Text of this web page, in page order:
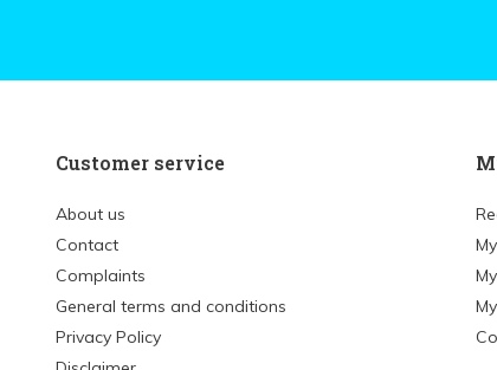
Customer service
About us
Contact
Complaints
General terms and conditions
Privacy Policy